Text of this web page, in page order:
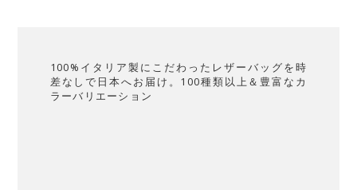
100%イタリア製にこだわったレザーバッグを時
差なしで日本へお届け。100種類以上＆豊富なカ
ラーバリエーション